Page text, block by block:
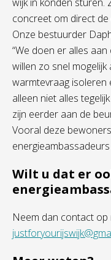
concreet om direct de
Onze bestuurder
“We doen er alles
willen zo snel
warmtevraag isoleren
alleen niet alles
zijn eerder aan de
Vooral deze
energieambassadeurs
Wilt u dat er
Neem dan contact op